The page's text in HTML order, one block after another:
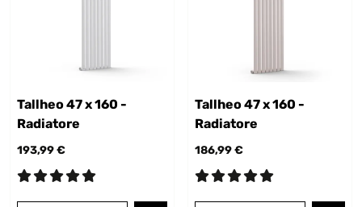
Tallheo 47 x 160 -
Radiatore
193,99 €
Tallheo 47 x 160 -
Radiatore
186,99 €